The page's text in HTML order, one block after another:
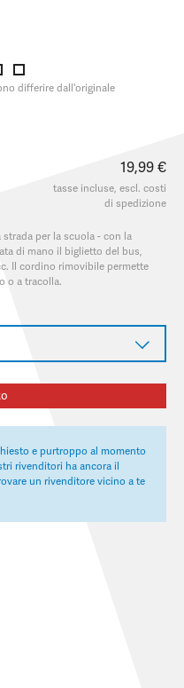
differire dall'originale
19,99 €
tasse incluse, escl. costi
di spedizione
per la scuola - con la
di mano il biglietto del bus,
Il cordino rimovibile permette
o a tracolla.
e purtroppo al momento
rivenditori ha ancora il
un rivenditore vicino a te